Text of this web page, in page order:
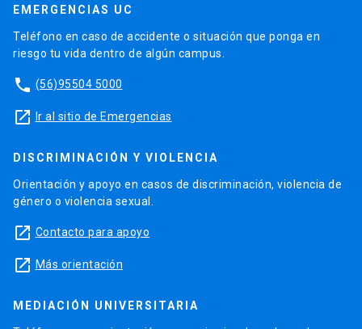
EMERGENCIAS UC
Teléfono en caso de accidente o situación que ponga en
riesgo tu vida dentro de algún campus.
phone (56)95504 5000
launch Ir al sitio de Emergencias
DISCRIMINACIÓN Y VIOLENCIA
Orientación y apoyo en casos de discriminación, violencia de
género o violencia sexual.
launch Contacto para apoyo
launch Más orientación
MEDIACIÓN UNIVERSITARIA